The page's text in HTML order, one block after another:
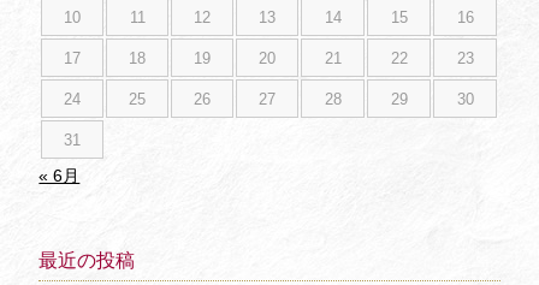
10 11 12 13 14 15 16
17 18 19 20 21 22 23
24 25 26 27 28 29 30
31
« 6月
最近の投稿